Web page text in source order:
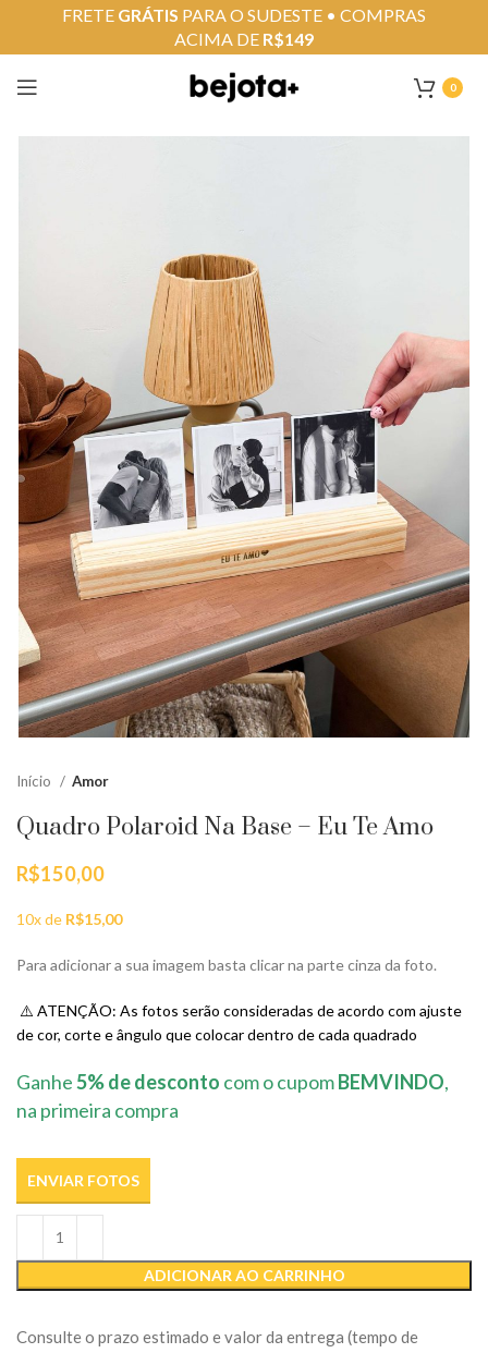
0
Início Amor
Quadro Polaroid Na Base – Eu Te Amo
R$150,00
10x de R$15,00
Para adicionar a sua imagem basta clicar na parte cinza da foto.
⚠️ ATENÇÃO: As fotos serão consideradas de acordo com ajuste
de cor, corte e ângulo que colocar dentro de cada quadrado
Ganhe5% de desconto com o cupomBEMVINDO,
na primeira compra
ENVIAR FOTOS
ADICIONAR AO CARRINHO
Consulte o prazo estimado e valor da entrega (tempo de
FRETE GRÁTIS PARA O SUDESTE • COMPRAS
ACIMA DE R$149